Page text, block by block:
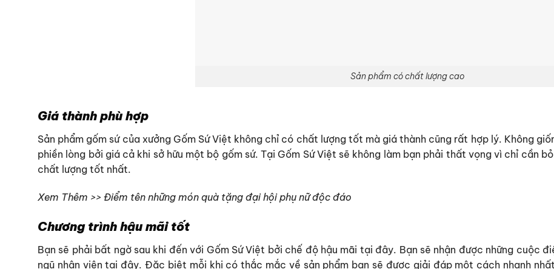
Sản phẩm có chất lượng cao
Giá thành phù hợp
Sản phẩm gốm sứ của xưởng Gốm Sứ Việt không chỉ có chất lượng tốt mà giá thành cũng rất hợp lý. Không
phiền lòng bởi giá cả khi sở hữu một bộ gốm sứ. Tại Gốm Sứ Việt sẽ không làm bạn phải thất vọng vì chỉ cần
chất lượng tốt nhất.
Xem Thêm >> Điểm tên những món quà tặng đại hội phụ nữ độc đáo
Chương trình hậu mãi tốt
Bạn sẽ phải bất ngờ sau khi đến với Gốm Sứ Việt bởi chế độ hậu mãi tại đây. Bạn sẽ nhận được những cuộc
ngũ nhân viên tại đây. Đặc biệt mỗi khi có thắc mắc về sản phẩm bạn sẽ được giải đáp một cách nhanh